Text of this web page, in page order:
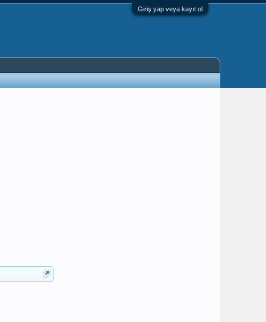
Giriş yap veya kayıt ol